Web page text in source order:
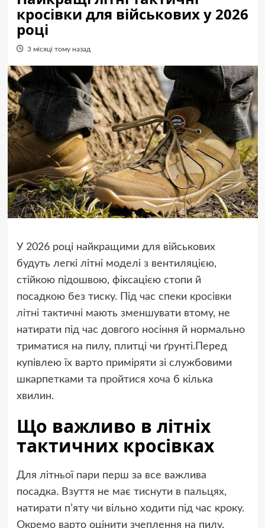
кросівки для військових у 2026
році
3 місяці тому назад
У 2026 році найкращими для військових
будуть легкі літні моделі з вентиляцією,
стійкою підошвою, фіксацією стопи й
посадкою без тиску. Під час спеки кросівки
літні тактичнімають зменшувати втому, не
натирати під час довгого носіння й нормально
триматися на пилу, плитці чи ґрунті.Перед
купівлею їх варто приміряти зі службовими
шкарпетками та пройтися хоча б кілька
хвилин.
Що важливо в літніх
тактичних кросівках
Для літньої пари перш за все важлива
посадка. Взуття не має тиснути в пальцях,
натирати п’яту чи вільно ходити під час кроку.
Окремо варто оцінити зчеплення на пилу,